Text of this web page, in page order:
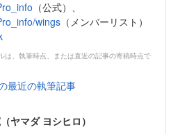
（公式）、
wings （メンバーリスト）
は、執筆時点、または直近の記事の寄稿時点で
最近の執筆記事
ヤマダ ヨシヒロ）